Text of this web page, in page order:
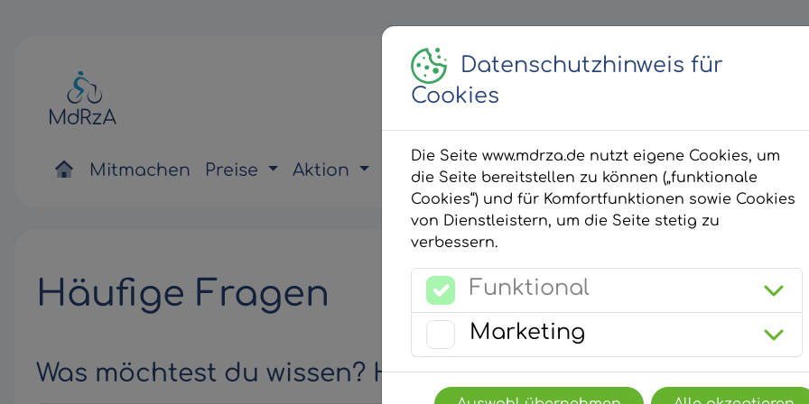
Mitmachen Preise Aktion Betriebe #mdrza
Häufige Fragen
Was möchtest du wissen? Hier findest du Fragen &
Datenschutzhinweis für
Cookies
Die Seite www.mdrza.de nutzt eigene Cookies, um
die Seite bereitstellen zu können („funktionale
Cookies“) und für Komfortfunktionen sowie Cookies
von Dienstleistern, um die Seite stetig zu
verbessern.
Funktional
Marketing